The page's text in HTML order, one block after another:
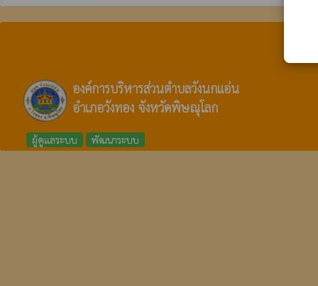
องค์การบริหารส่วนตำบลวังนกแอ่น
อำเภอวังทอง จังหวัดพิษณุโลก
ผู้ดูแลระบบ พัฒนาระบบ